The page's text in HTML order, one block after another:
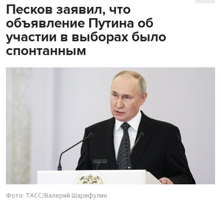
Песков заявил, что
объявление Путина об
участии в выборах было
спонтанным
Фото: ТАСС/Валерий Шарифулин